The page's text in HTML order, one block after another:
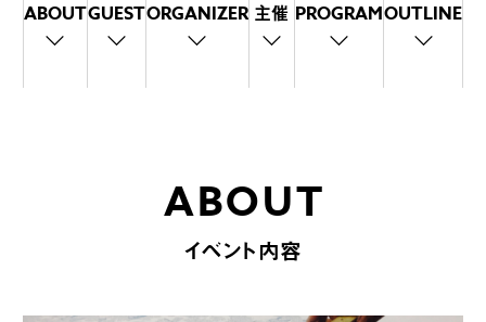
ABOUTGUESTORGANIZER 主催 PROGRAMOUTLINE
ABOUT
イベント内容